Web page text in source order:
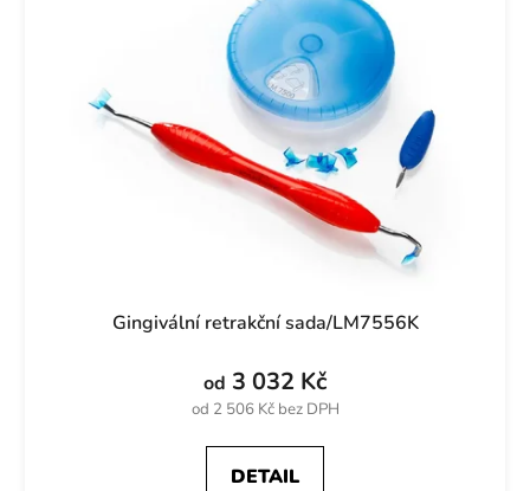
Gingivální retrakční sada/LM7556K
od 2 506 Kč bez DPH
od 3 032 Kč
DETAIL